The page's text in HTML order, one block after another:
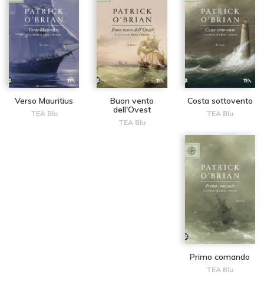
Verso Mauritius
TEA Blu
Buon vento
dell'Ovest
TEA Blu
Costa sottovento
TEA Blu
Primo comando
TEA Blu